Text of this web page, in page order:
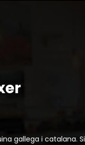
gallega i catalana. Si